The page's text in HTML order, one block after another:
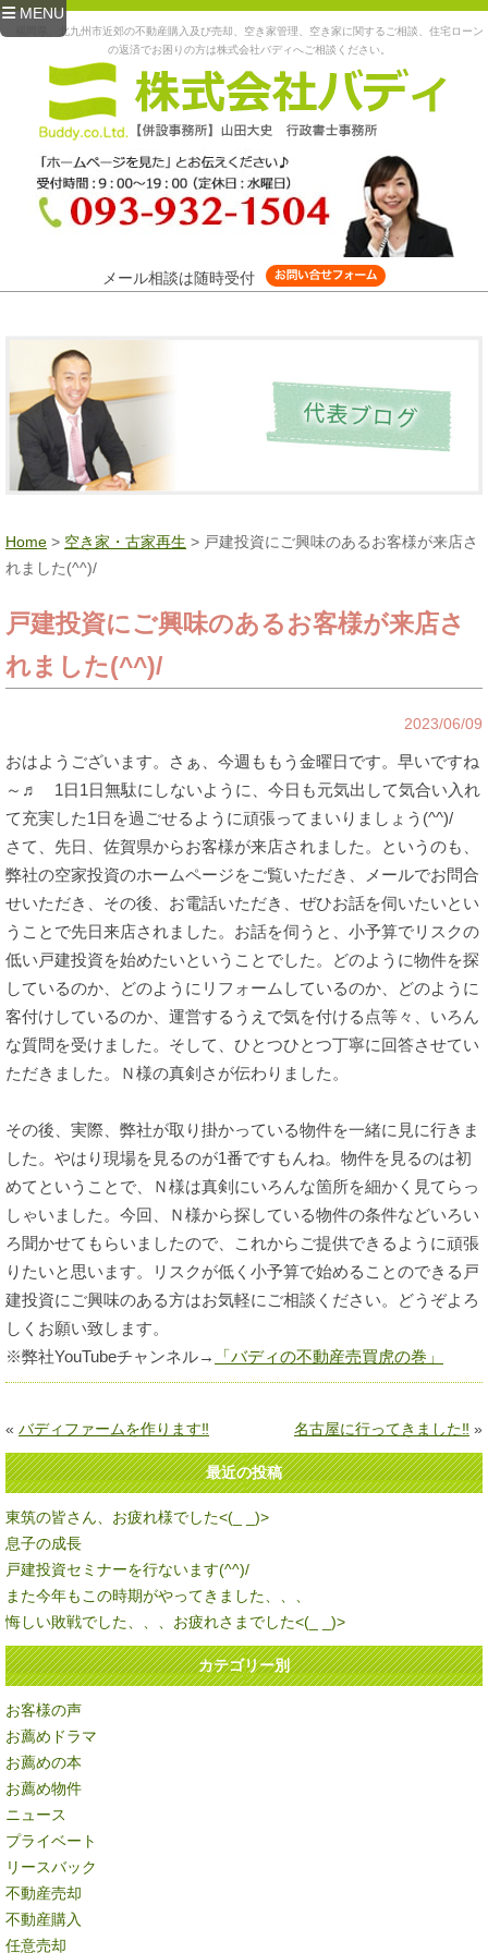
MENU
福岡県、北九州市近郊の不動産購入及び売却、空き家管理、空き家に関するご相談、住宅ローン
の返済でお困りの方は株式会社バディへご相談ください。
メール相談は随時受付
Home > 空き家・古家再生 > 戸建投資にご興味のあるお客様が来店さ
れました(^^)/
戸建投資にご興味のあるお客様が来店さ
れました(^^)/
2023/06/09
おはようございます。さぁ、今週ももう金曜日です。早いですね
～♬ 1日1日無駄にしないように、今日も元気出して気合い入れ
て充実した1日を過ごせるように頑張ってまいりましょう(^^)/
さて、先日、佐賀県からお客様が来店されました。というのも、
弊社の空家投資のホームページをご覧いただき、メールでお問合
せいただき、その後、お電話いただき、ぜひお話を伺いたいとい
うことで先日来店されました。お話を伺うと、小予算でリスクの
低い戸建投資を始めたいということでした。どのように物件を探
しているのか、どのようにリフォームしているのか、どのように
客付けしているのか、運営するうえで気を付ける点等々、いろん
な質問を受けました。そして、ひとつひとつ丁寧に回答させてい
ただきました。Ｎ様の真剣さが伝わりました。
その後、実際、弊社が取り掛かっている物件を一緒に見に行きま
した。やはり現場を見るのが1番ですもんね。物件を見るのは初
めてということで、Ｎ様は真剣にいろんな箇所を細かく見てらっ
しゃいました。今回、Ｎ様から探している物件の条件などいろい
ろ聞かせてもらいましたので、これからご提供できるように頑張
りたいと思います。リスクが低く小予算で始めることのできる戸
建投資にご興味のある方はお気軽にご相談ください。どうぞよろ
しくお願い致します。
※弊社YouTubeチャンネル→
「バディの不動産売買虎の巻」
« バディファームを作ります‼ 名古屋に行ってきました‼ »
最近の投稿
東筑の皆さん、お疲れ様でした<(_ _)>
息子の成長
戸建投資セミナーを行ないます(^^)/
また今年もこの時期がやってきました、、、
悔しい敗戦でした、、、お疲れさまでした<(_ _)>
カテゴリー別
お客様の声
お薦めドラマ
お薦めの本
お薦め物件
ニュース
プライベート
リースバック
不動産売却
不動産購入
任意売却